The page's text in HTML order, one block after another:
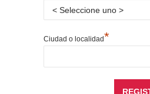
Ciudad o localidad*